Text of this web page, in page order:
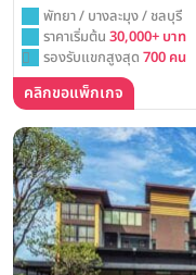
พัทยา / บางละมุง / ชลบุรี
ราคาเริ่มต้น 30,000+ บาท
รองรับแขกสูงสุด 700 คน
คลิกขอแพ็กเกจ